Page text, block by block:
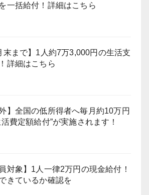
一括給付！詳細はこちら
末まで】1人約7万3,000円の生活支
詳細はこちら
外】全国の低所得者へ毎月約10万円
活費定額給付”が実施されます！
員対象】1人一律2万円の現金給付！
きているか確認を